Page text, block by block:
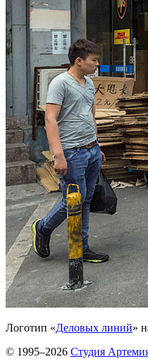
Логотип «Деловых линий»
© 1995–2026 Студия